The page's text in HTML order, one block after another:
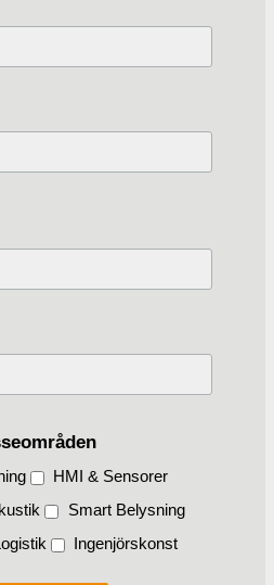
HMI & Sensorer
Smart Belysning
Ingenjörskonst